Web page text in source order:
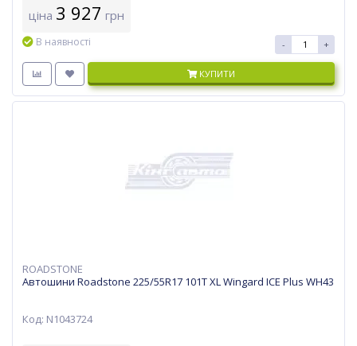
ціна 3 927 грн
В наявності - +
КУПИТИ
ROADSTONE
Автошини Roadstone 225/55R17 101T XL Wingard ICE Plus WH43
Код: N1043724